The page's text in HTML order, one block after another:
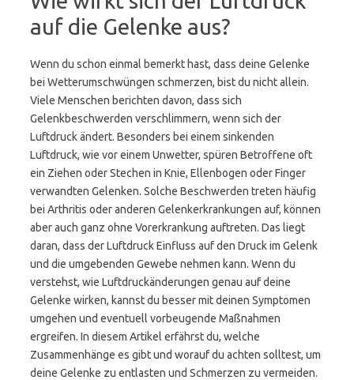
auf die Gelenke aus?
Wenn du schon einmal bemerkt hast, dass deine Gelenke
bei Wetterumschwüngen schmerzen, bist du nicht allein.
Viele Menschen berichten davon, dass sich
Gelenkbeschwerden verschlimmern, wenn sich der
Luftdruck ändert. Besonders bei einem sinkenden
Luftdruck, wie vor einem Unwetter, spüren Betroffene oft
ein Ziehen oder Stechen in Knie, Ellenbogen oder Finger
verwandten Gelenken. Solche Beschwerden treten häufig
bei Arthritis oder anderen Gelenkerkrankungen auf, können
aber auch ganz ohne Vorerkrankung auftreten. Das liegt
daran, dass der Luftdruck Einfluss auf den Druck im Gelenk
und die umgebenden Gewebe nehmen kann. Wenn du
verstehst, wie Luftdruckänderungen genau auf deine
Gelenke wirken, kannst du besser mit deinen Symptomen
umgehen und eventuell vorbeugende Maßnahmen
ergreifen. In diesem Artikel erfährst du, welche
Zusammenhänge es gibt und worauf du achten solltest, um
deine Gelenke zu entlasten und Schmerzen zu vermeiden.